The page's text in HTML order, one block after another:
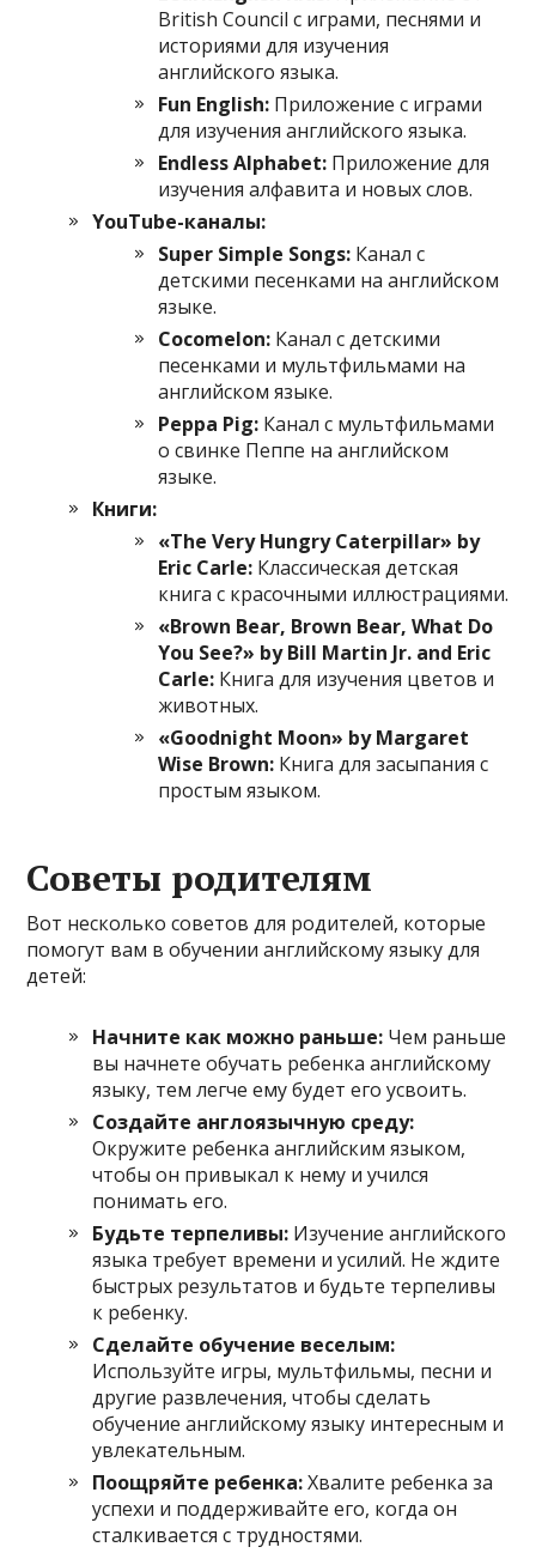
British Council с играми, песнями и
историями для изучения
английского языка.
Fun English: Приложение с играми
для изучения английского языка.
Endless Alphabet: Приложение для
изучения алфавита и новых слов.
YouTube-каналы:
Super Simple Songs: Канал с
детскими песенками на английском
языке.
Cocomelon: Канал с детскими
песенками и мультфильмами на
английском языке.
Peppa Pig: Канал с мультфильмами
о свинке Пеппе на английском
языке.
Книги:
«The Very Hungry Caterpillar» by
Eric Carle: Классическая детская
книга с красочными иллюстрациями.
«Brown Bear, Brown Bear, What Do
You See?» by Bill Martin Jr. and Eric
Carle: Книга для изучения цветов и
животных.
«Goodnight Moon» by Margaret
Wise Brown: Книга для засыпания с
простым языком.
Советы родителям
Вот несколько советов для родителей, которые
помогут вам в обучении английскому языку для
детей:
Начните как можно раньше: Чем раньше
вы начнете обучать ребенка английскому
языку, тем легче ему будет его усвоить.
Создайте англоязычную среду:
Окружите ребенка английским языком,
чтобы он привыкал к нему и учился
понимать его.
Будьте терпеливы: Изучение английского
языка требует времени и усилий. Не ждите
быстрых результатов и будьте терпеливы
к ребенку.
Сделайте обучение веселым:
Используйте игры, мультфильмы, песни и
другие развлечения, чтобы сделать
обучение английскому языку интересным и
увлекательным.
Поощряйте ребенка:Хвалите ребенка за
успехи и поддерживайте его, когда он
сталкивается с трудностями.